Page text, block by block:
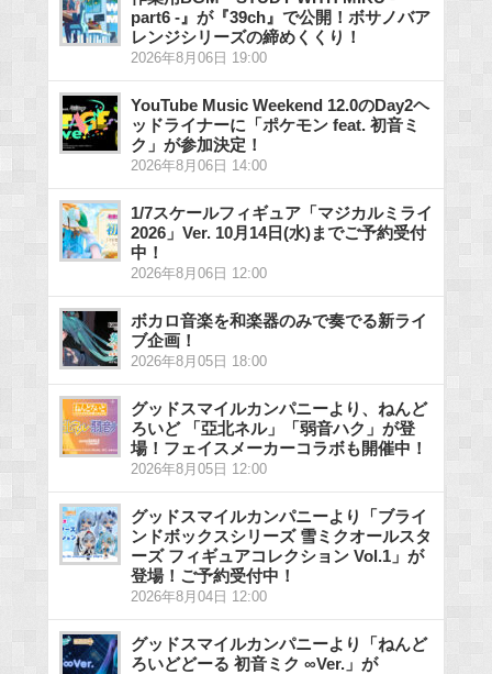
part6 -』が『39ch』で公開！ボサノバア
レンジシリーズの締めくくり！
2026年8月06日 19:00
YouTube Music Weekend 12.0のDay2ヘ
ッドライナーに「ポケモン feat. 初音ミ
ク」が参加決定！
2026年8月06日 14:00
1/7スケールフィギュア「マジカルミライ
2026」Ver. 10月14日(水)までご予約受付
中！
2026年8月06日 12:00
ボカロ音楽を和楽器のみで奏でる新ライ
ブ企画！
2026年8月05日 18:00
グッドスマイルカンパニーより、ねんど
ろいど 「亞北ネル」「弱音ハク」が登
場！フェイスメーカーコラボも開催中！
2026年8月05日 12:00
グッドスマイルカンパニーより「ブライ
ンドボックスシリーズ 雪ミクオールスタ
ーズ フィギュアコレクション Vol.1」が
登場！ご予約受付中！
2026年8月04日 12:00
グッドスマイルカンパニーより「ねんど
ろいどどーる 初音ミク ∞Ver.」が